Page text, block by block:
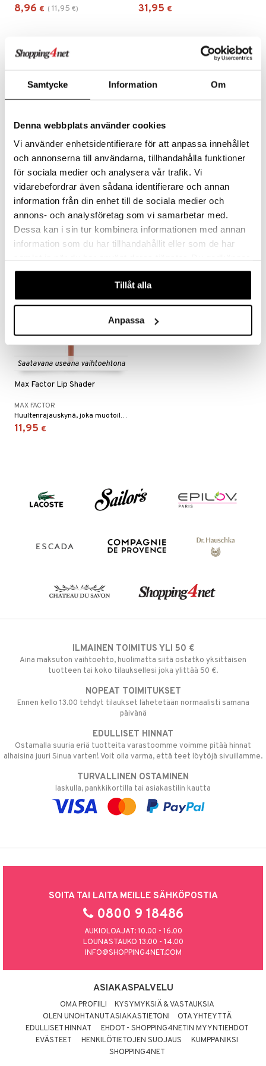
Samtycke Information Om
Denna webbplats använder cookies
Vi använder enhetsidentifierare för att anpassa innehållet
och annonserna till användarna, tillhandahålla funktioner
för sociala medier och analysera vår trafik. Vi
vidarebefordrar även sådana identifierare och annan
information från din enhet till de sociala medier och
annons- och analysföretag som vi samarbetar med.
Dessa kan i sin tur kombinera informationen med annan
information som du har tillhandahållit eller som de har
våra cookies vid fortsatt användande av vår webbplats.
Tillåt alla
Anpassa
8,96 € ( 11,95 €) 31,95 €
Saatavana useana vaihtoehtona
Gynning Flirty Lip Pencil
GYNNING BEAUTY
Huultenrajauskynä pehmeällä ja kermaisella koostumuksella Gynning Beauty -merkiltä.
alk.4,95 €
Saatavana useana vaihtoehtona
Melle. Lip Stain
22,95 €
Saatavana useana vaihtoehtona
Max Factor Lip Shader
MAX FACTOR
Huultenrajauskynä, joka muotoilee ja määrittelee tarkasti.
11,95 €
& Soujaus
& Ihonpuhdistus
ILMAINEN TOIMITUS YLI 50 €
Aina maksuton vaihtoehto, huolimatta siitä ostatko yksittäisen
tuotteen tai koko tilauksellesi joka ylittää 50 €.
NOPEAT TOIMITUKSET
Ennen kello 13.00 tehdyt tilaukset lähetetään normaalisti samana
päivänä
EDULLISET HINNAT
Ostamalla suuria eriä tuotteita varastoomme voimme pitää hinnat
alhaisina juuri Sinua varten! Voit olla varma, että teet löytöjä sivuillamme.
TURVALLINEN OSTAMINEN
laskulla, pankkikortilla tai asiakastilin kautta
SOITA TAI LAITA MEILLE SÄHKÖPOSTIA
0800 9 18486
AUKIOLOAJAT: 10.00 - 16.00
LOUNASTAUKO 13.00 - 14.00
INFO@SHOPPING4NET.COM
ASIAKASPALVELU
OMA PROFIILI
KYSYMYKSIÄ & VASTAUKSIA
OLEN UNOHTANUT ASIAKASTIETONI
OTA YHTEYTTÄ
EDULLISET HINNAT
EHDOT - SHOPPING4NETIN MYYNTIEHDOT
EVÄSTEET
HENKILÖTIETOJEN SUOJAUS
KUMPPANIKSI
SHOPPING4NET